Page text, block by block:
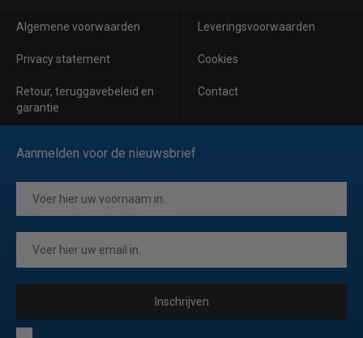
Algemene voorwaarden Leveringsvoorwaarden
Privacy statement Cookies
Retour, teruggavebeleid en
garantie
Contact
Aanmelden voor de nieuwsbrief
Inschrijven